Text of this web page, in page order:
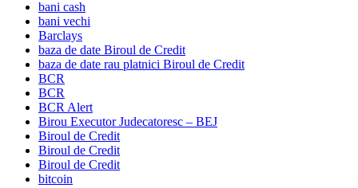
bani cash
bani vechi
Barclays
baza de date Biroul de Credit
baza de date rau platnici Biroul de Credit
BCR
BCR
BCR Alert
Birou Executor Judecatoresc – BEJ
Biroul de Credit
Biroul de Credit
Biroul de Credit
bitcoin